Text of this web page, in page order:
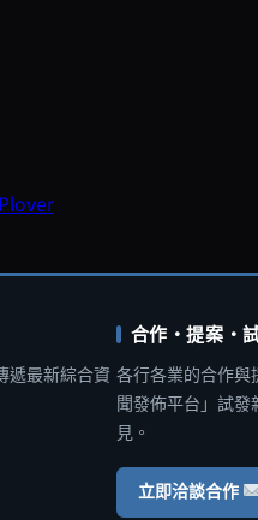
遞最新綜合資
合作・提案・
各行各業的合作與
聞發佈平台」試
見。
立即洽談合作